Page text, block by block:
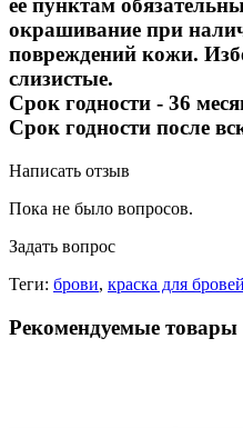
ее пунктам
окрашивание при
повреждений кожи.
слизистые.
Срок годности - 36
Срок годности после
Написать отзыв
Пока не было вопросов.
Задать вопрос
Теги: брови, краска для бровей
Рекомендуемые товары